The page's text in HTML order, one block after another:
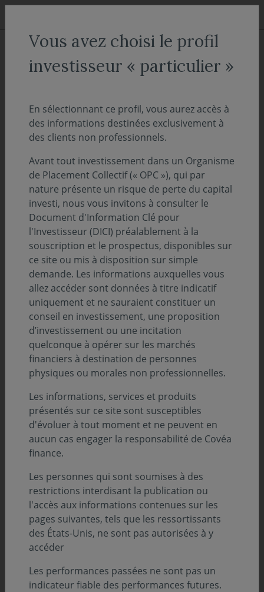
Aller au menu
Aller au contenu
ACCUEIL Actualités Communiqué
Principes pour l'Investissement
Responsable (PRI)
COMMUNIQUÉ 29 mai 2026
Temps de lecture : 3min
Covéa Finance annonce son adhésion directe
aux Principes pour l'Investissement
Responsable (PRI), une initiative soutenue par
les Nations Unies visant à promouvoir une
meilleure intégration des enjeux
environnementaux, sociaux et de
gouvernance (ESG) dans les décisions
d'investissement.
d'une ambition ESG renforcée
Jusqu'à présent portée au niveau du groupe Covéa,
cette adhésion est désormais effective au niveau de
structuration et de montée en puissance de son
dispositif ESG, engagée depuis plusieurs années.
Cette évolution traduit la volonté de Covéa Finance
d'affirmer, en son nom propre, ses engagements et ses
pratiques, dans un contexte où les exigences en
matière de transparence, de traçabilité et de
responsabilité des investisseurs se renforcent.
Vous avez choisi le profil
investisseur « particulier »
En sélectionnant ce profil, vous aurez accès à
des informations destinées exclusivement à
des clients non professionnels.
Avant tout investissement dans un Organisme
de Placement Collectif (« OPC »), qui par
nature présente un risque de perte du capital
investi, nous vous invitons à consulter le
Document d'Information Clé pour
l'Investisseur (DICI) préalablement à la
souscription et le prospectus, disponibles sur
ce site ou mis à disposition sur simple
demande. Les informations auxquelles vous
allez accéder sont données à titre indicatif
uniquement et ne sauraient constituer un
conseil en investissement, une proposition
d’investissement ou une incitation
quelconque à opérer sur les marchés
financiers à destination de personnes
physiques ou morales non professionnelles.
Les informations, services et produits
présentés sur ce site sont susceptibles
d'évoluer à tout moment et ne peuvent en
aucun cas engager la responsabilité de Covéa
finance.
Les personnes qui sont soumises à des
restrictions interdisant la publication ou
l'accès aux informations contenues sur les
pages suivantes, tels que les ressortissants
des États-Unis, ne sont pas autorisées à y
accéder
Les performances passées ne sont pas un
indicateur fiable des performances futures.